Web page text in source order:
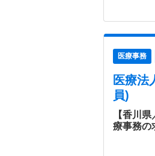
医療事務
医療法
員)
【香川
療事務の